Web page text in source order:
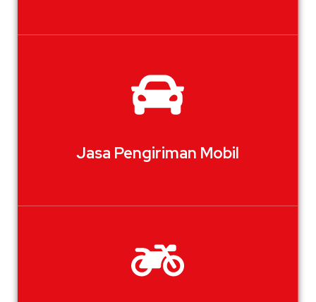
Jasa Pengiriman Mobil